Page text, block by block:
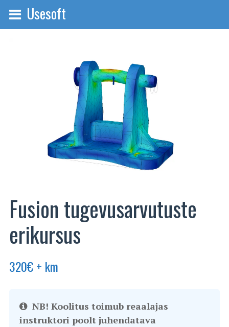
Usesoft
Fusion tugevusarvutuste
erikursus
320€+ km
NB! Koolitus toimub reaalajas
instruktori poolt juhendatava